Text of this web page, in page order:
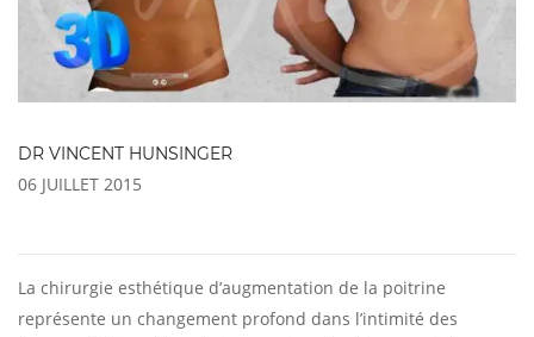
DR VINCENT HUNSINGER
06 JUILLET 2015
La chirurgie esthétique d’augmentation de la poitrine
représente un changement profond dans l’intimité des